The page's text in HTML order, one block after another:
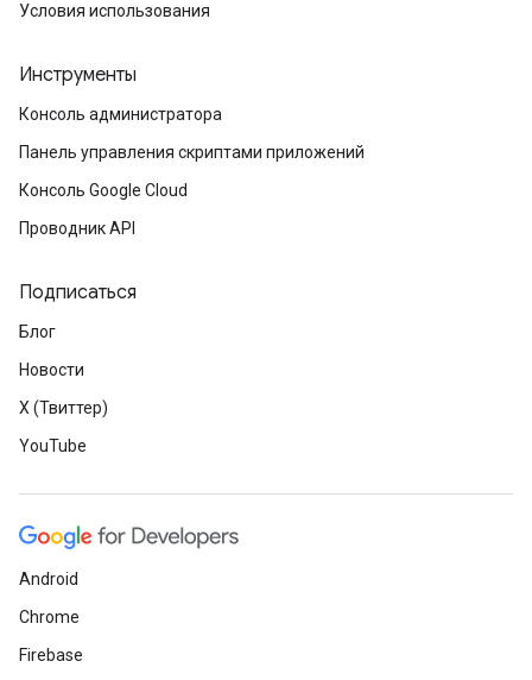
Условия использования
Инструменты
Консоль администратора
Панель управления скриптами приложений
Консоль Google Cloud
Проводник API
Подписаться
Блог
Новости
X (Твиттер)
YouTube
Android
Chrome
Firebase